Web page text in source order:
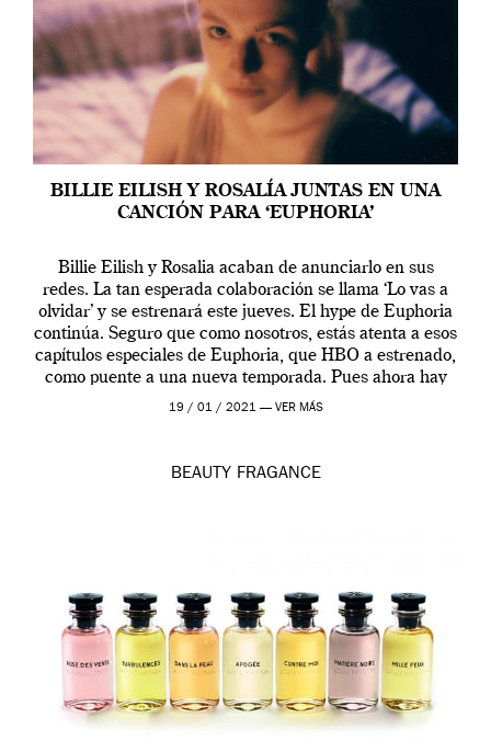
BILLIE EILISH Y ROSALÍA JUNTAS EN UNA
CANCIÓN PARA ‘EUPHORIA’
Billie Eilish y Rosalia acaban de anunciarlo en sus
redes. La tan esperada colaboración se llama ‘Lo vas a
olvidar’ y se estrenará este jueves. El hype de Euphoria
continúa. Seguro que como nosotros, estás atenta a esos
capítulos especiales de Euphoria, que HBO a estrenado,
como puente a una nueva temporada. Pues ahora hay
[…]
19 / 01 / 2021 — VER MÁS
BEAUTY FRAGANCE